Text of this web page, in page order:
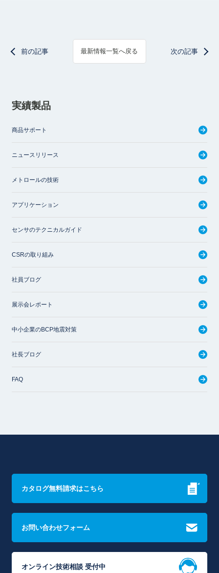
前の記事 最新情報一覧へ戻る 次の記事
実績製品
商品サポート
ニュースリリース
メトロールの技術
アプリケーション
センサのテクニカルガイド
CSRの取り組み
社員ブログ
展示会レポート
中小企業のBCP地震対策
社長ブログ
FAQ
カタログ無料請求はこちら
お問い合わせフォーム
オンライン技術相談 受付中